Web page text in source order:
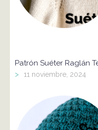
Patrón Suéter Raglán
> 11 noviembre, 2024